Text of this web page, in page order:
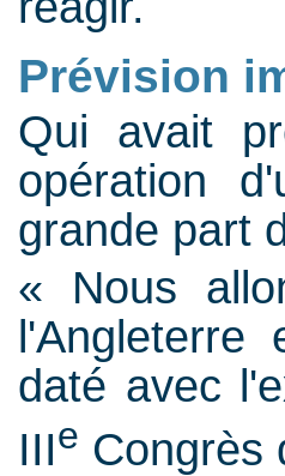
Prévision
Qui avait
opération
grande part
« Nous
daté avec
IIIe Congrès